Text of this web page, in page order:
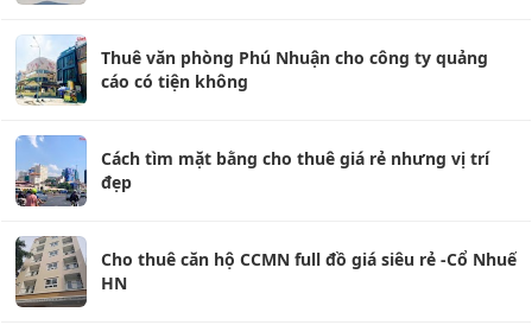
Thuê văn phòng Phú Nhuận cho công ty quảng
cáo có tiện không
Cách tìm mặt bằng cho thuê giá rẻ nhưng vị trí
đẹp
Cho thuê căn hộ CCMN full đồ giá siêu rẻ -Cổ Nhuế
HN